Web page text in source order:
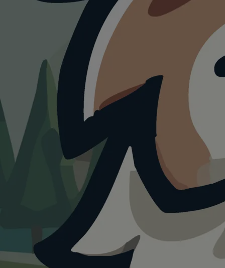
HUNDEAUSLAUF
Hundespielplatz
Ober-Olm
Heute ist ein guter Tagfür
Hundespielplatz Ober-Olm.